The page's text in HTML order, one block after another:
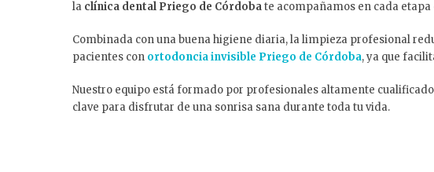
la clínica dental Priego de Córdobate acompañamos en cada
Combinada con una buena higiene diaria, la limpieza profesional
pacientes con ortodoncia invisible Priego de Córdoba, ya que
Nuestro equipo está formado por profesionales altamente
clave para disfrutar de una sonrisa sana durante toda tu vida.